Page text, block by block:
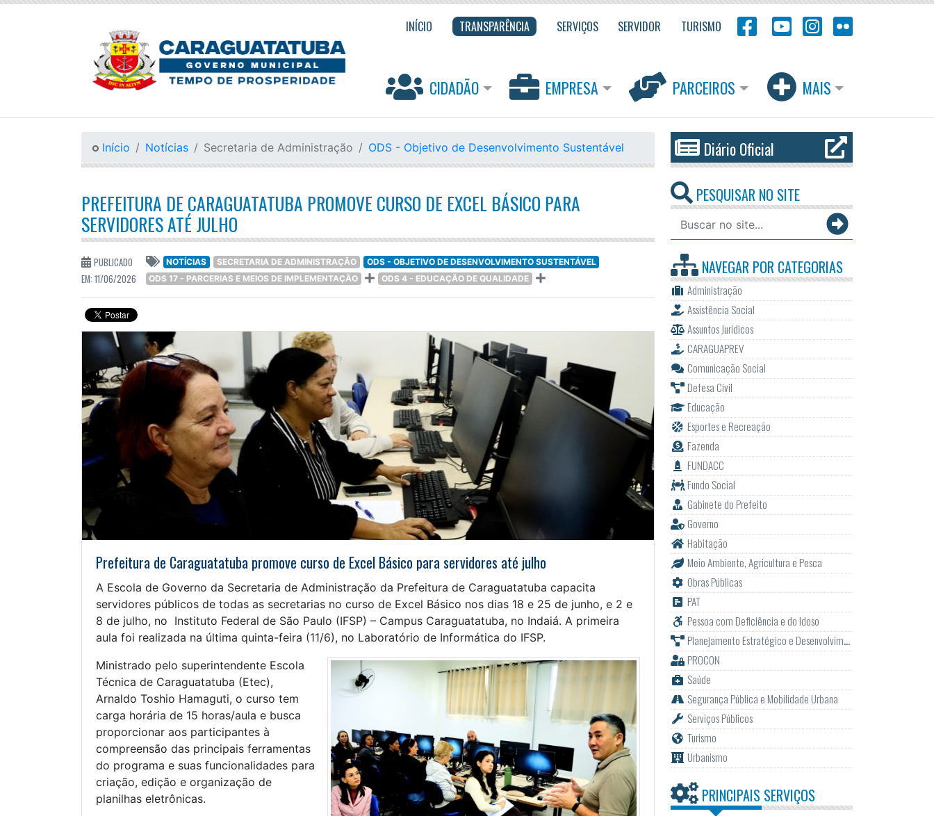
INÍCIO TRANSPARÊNCIA SERVIÇOS SERVIDOR TURISMO
CIDADÃO EMPRESA PARCEIROS MAIS
Início Notícias Secretaria de Administração ODS - Objetivo de Desenvolvimento Sustentável
PREFEITURA DE CARAGUATATUBA PROMOVE CURSO DE EXCEL BÁSICO PARA
SERVIDORES ATÉ JULHO
PUBLICADO
EM: 11/06/2026
NOTÍCIAS SECRETARIA DE ADMINISTRAÇÃO
ODS - OBJETIVO DE DESENVOLVIMENTO SUSTENTÁVEL
ODS 17 - PARCERIAS E MEIOS DE IMPLEMENTAÇÃO
ODS 4 - EDUCAÇÃO DE QUALIDADE
Prefeitura de Caraguatatuba promove curso de Excel Básico para servidores até julho
A Escola de Governo da Secretaria de Administração da Prefeitura de Caraguatatuba capacita
servidores públicos de todas as secretarias no curso de Excel Básico nos dias 18 e 25 de junho, e 2 e
8 de julho, no Instituto Federal de São Paulo (IFSP) – Campus Caraguatatuba, no Indaiá. A primeira
aula foi realizada na última quinta-feira (11/6), no Laboratório de Informática do IFSP.
Ministrado pelo superintendente Escola
Técnica de Caraguatatuba (Etec),
Arnaldo Toshio Hamaguti, o curso tem
carga horária de 15 horas/aula e busca
proporcionar aos participantes à
compreensão das principais ferramentas
do programa e suas funcionalidades para
criação, edição e organização de
planilhas eletrônicas.
Diário Oficial
PESQUISAR NO SITE
NAVEGAR PORCATEGORIAS
Administração
Assistência Social
Assuntos Jurídicos
CARAGUAPREV
Comunicação Social
Defesa Civil
Educação
Esportes e Recreação
Fazenda
FUNDACC
Fundo Social
Gabinete do Prefeito
Governo
Habitação
Meio Ambiente, Agricultura e Pesca
Obras Públicas
PAT
Pessoa com Deficiência e do Idoso
Planejamento Estratégico e Desenvolvimento
PROCON
Saúde
Segurança Pública e Mobilidade Urbana
Serviços Públicos
Turismo
Urbanismo
PRINCIPAIS SERVIÇOS